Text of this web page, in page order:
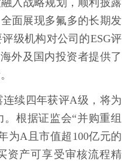
全面展现多氟多的长期发
级机构对公司的ESG评
外及国内投资者提供了
续四年获评A级，将为
根据证监会“并购重组
为A且市值超100亿元的
资产可享受审核流程精